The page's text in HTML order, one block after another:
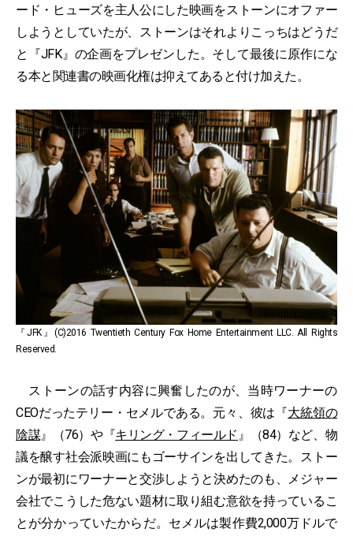
ード・ヒューズを主人公にした映画をストーンにオファー
しようとしていたが、ストーンはそれよりこっちはどうだ
と『JFK』の企画をプレゼンした。そして最後に原作にな
る本と関連書の映画化権は抑えてあると付け加えた。
『JFK』(C)2016 Twentieth Century Fox Home Entertainment LLC. All Rights
Reserved.
ストーンの話す内容に興奮したのが、当時ワーナーの
CEOだったテリー・セメルである。元々、彼は『大統領の
陰謀』（76）や『キリング・フィールド 』（84）など、物
議を醸す社会派映画にもゴーサインを出してきた。ストー
ンが最初にワーナーと交渉しようと決めたのも、メジャー
会社でこうした危ない題材に取り組む意欲を持っているこ
とが分かっていたからだ。セメルは製作費2,000万ドルで